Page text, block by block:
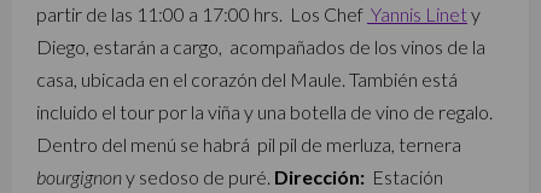
partir de las 11:00 a 17:00 hrs.
Los Chef Yannis Linety
Diego, estarán a cargo, acompañados de los vinos de la
casa, ubicada en el corazón del Maule. También está
incluido el tour por la viña y una botella de vino de regalo.
Dentro del menú se habrá pil pil de merluza, ternera
bourgignony sedoso de puré. Dirección: Estación